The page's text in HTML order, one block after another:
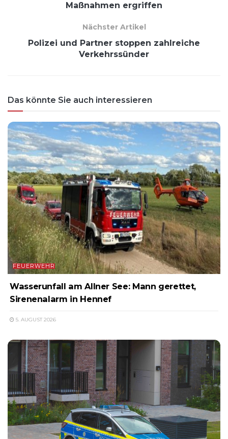
Maßnahmen ergriffen
Nächster Artikel
Polizei und Partner stoppen zahlreiche
Verkehrssünder
Das könnte Sie auch interessieren
FEUERWEHR
Wasserunfall am Allner See: Mann gerettet,
Sirenenalarm in Hennef
5. AUGUST 2026